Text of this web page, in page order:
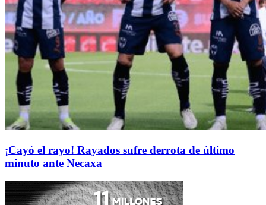
¡Cayó el rayo! Rayados sufre derrota de último
minuto ante Necaxa